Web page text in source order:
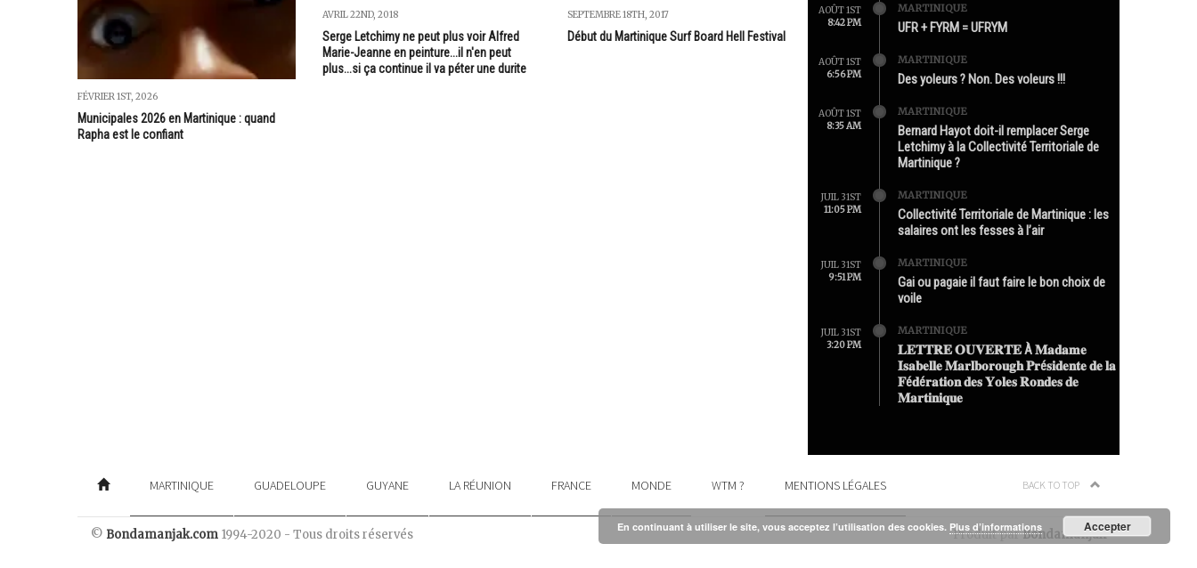
FÉVRIER 1ST, 2026
Municipales 2026 en Martinique : quand
Rapha est le confiant
AVRIL 22ND, 2018
Serge Letchimy ne peut plus voir Alfred
Marie-Jeanne en peinture...il n'en peut
plus...si ça continue il va péter une durite
SEPTEMBRE 18TH, 2017
Début du Martinique Surf Board Hell Festival
AOÛT 1ST
8:42 PM
MARTINIQUE
UFR + FYRM = UFRYM
AOÛT 1ST
6:56 PM
MARTINIQUE
Des yoleurs ? Non. Des voleurs !!!
AOÛT 1ST
8:35 AM
MARTINIQUE
Bernard Hayot doit-il remplacer Serge
Letchimy à la Collectivité Territoriale de
Martinique ?
JUIL 31ST
11:05 PM
MARTINIQUE
Collectivité Territoriale de Martinique : les
salaires ont les fesses à l’air
JUIL 31ST
9:51 PM
MARTINIQUE
Gai ou pagaie il faut faire le bon choix de
voile
JUIL 31ST
3:20 PM
MARTINIQUE
𝐋𝐄𝐓𝐓𝐑𝐄 𝐎𝐔𝐕𝐄𝐑𝐓𝐄 À 𝐌𝐚𝐝𝐚𝐦𝐞
𝐈𝐬𝐚𝐛𝐞𝐥𝐥𝐞 𝐌𝐚𝐫𝐥𝐛𝐨𝐫𝐨𝐮𝐠𝐡 𝐏𝐫é𝐬𝐢𝐝𝐞𝐧𝐭𝐞 𝐝𝐞 𝐥𝐚
𝐅é𝐝é𝐫𝐚𝐭𝐢𝐨𝐧 𝐝𝐞𝐬 𝐘𝐨𝐥𝐞𝐬 𝐑𝐨𝐧𝐝𝐞𝐬 𝐝𝐞
𝐌𝐚𝐫𝐭𝐢𝐧𝐢𝐪𝐮𝐞
MARTINIQUE GUADELOUPE GUYANE LA RÉUNION FRANCE MONDE WTM ? MENTIONS LÉGALES BACK TO TOP
© Bondamanjak.com 1994-2020 - Tous droits réservés Produit parBondamanjak
En continuant à utiliser le site, vous acceptez l’utilisation des cookies. Plus d’informations Accepter